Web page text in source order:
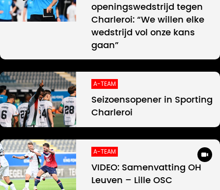
openingswedstrijd tegen
Charleroi: “We willen elke
wedstrijd vol onze kans
gaan”
A-TEAM
Seizoensopener in Sporting
Charleroi
A-TEAM
VIDEO: Samenvatting OH
Leuven – Lille OSC